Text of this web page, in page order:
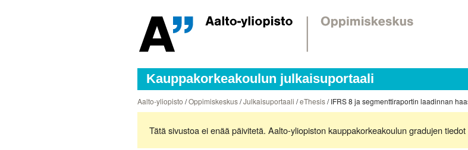
Kauppakorkeakoulun julkaisuportaali
Aalto-yliopisto /Oppimiskeskus/Julkaisuportaali /eThesis/ IFRS 8 ja segmenttiraportin laadinnan
Tätä sivustoa ei enää päivitetä. Aalto-yliopiston kauppakorkeakoulun gradujen